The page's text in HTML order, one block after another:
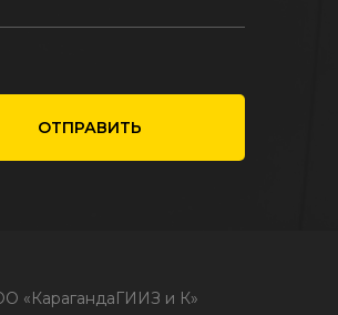
ОТПРАВИТЬ
«КарагандаГИИЗ и К»